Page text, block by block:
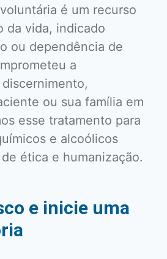
é um recurso
da vida, indicado
ou dependência de
a
ou sua família em
esse tratamento para
e alcoólicos
ética e humanização.
e inicie uma